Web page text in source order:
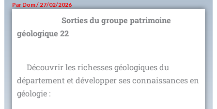
Par Dom/ 27/02/2026
Sorties du groupe patrimoine
géologique 22
Découvrir les richesses géologiques du
département et développer ses connaissances en
géologie :